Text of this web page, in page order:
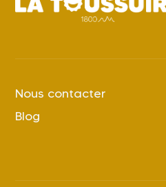
Nous contacter
Blog